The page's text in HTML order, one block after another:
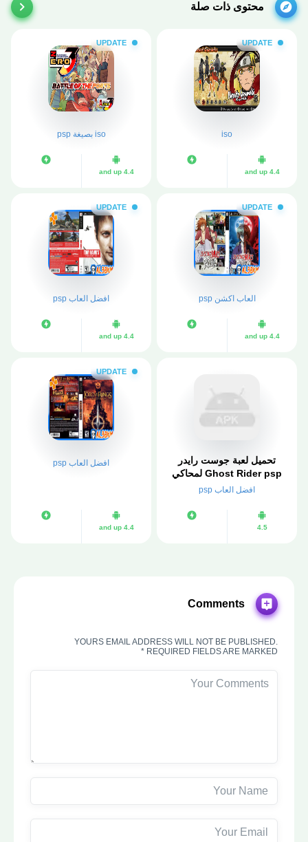
محتوى ذات صلة
UPDATE
iso
4.4 and up
UPDATE
iso بصيغة psp
4.4 and up
UPDATE
العاب اكشن psp
4.4 and up
UPDATE
افضل العاب psp
4.4 and up
تحميل لعبة جوست رايدر
Ghost Rider psp لمحاكي
ppsspp
افضل العاب psp
4.5
UPDATE
افضل العاب psp
4.4 and up
Comments
YOURS EMAIL ADDRESS WILL NOT BE PUBLISHED.
REQUIRED FIELDS ARE MARKED *